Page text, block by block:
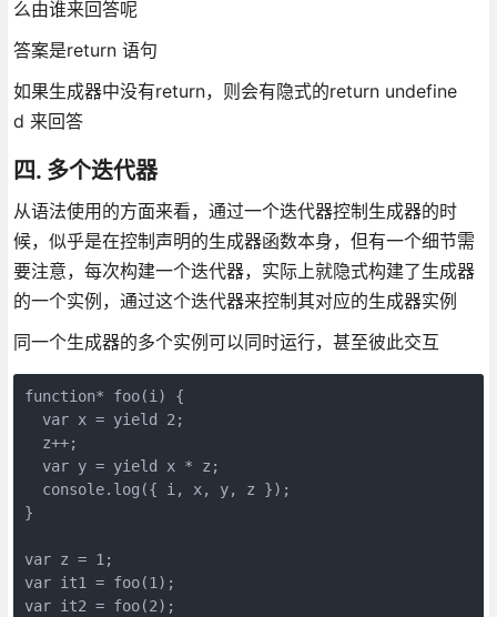
么由谁来回答呢
答案是return 语句
如果生成器中没有return，则会有隐式的return undefine
d 来回答
四. 多个迭代器
从语法使用的方面来看，通过一个迭代器控制生成器的时
候，似乎是在控制声明的生成器函数本身，但有一个细节需
要注意，每次构建一个迭代器，实际上就隐式构建了生成器
的一个实例，通过这个迭代器来控制其对应的生成器实例
同一个生成器的多个实例可以同时运行，甚至彼此交互
function* foo(i) {
var x = yield 2;
z++;
var y = yield x * z;
console.log({ i, x, y, z });
}
var z = 1;
var it1 = foo(1);
var it2 = foo(2);